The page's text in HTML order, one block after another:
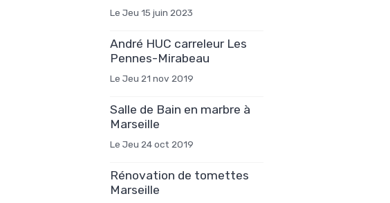
Le Jeu 15 juin 2023
André HUC carreleur Les
Pennes-Mirabeau
Le Jeu 21 nov 2019
Salle de Bain en marbre à
Marseille
Le Jeu 24 oct 2019
Rénovation de tomettes
Marseille